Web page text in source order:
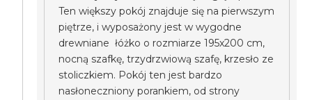
Ten większy pokój znajduje się na pierwszym
piętrze, i wyposażony jest w wygodne
drewniane łóżko o rozmiarze 195x200 cm,
nocną szafkę, trzydrzwiową szafę, krzesło ze
stoliczkiem. Pokój ten jest bardzo
nasłoneczniony porankiem, od strony